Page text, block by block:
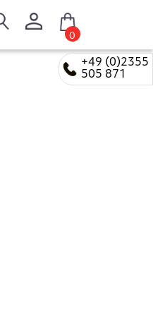
+49 (0)2355
505 871
0